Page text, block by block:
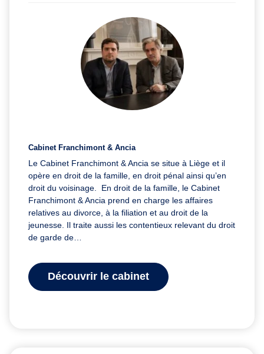
Cabinet Franchimont & Ancia
Le Cabinet Franchimont & Ancia se situe à Liège et il
opère en droit de la famille, en droit pénal ainsi qu’en
droit du voisinage. En droit de la famille, le Cabinet
Franchimont & Ancia prend en charge les affaires
relatives au divorce, à la filiation et au droit de la
jeunesse. Il traite aussi les contentieux relevant du droit
de garde de…
Découvrir le cabinet